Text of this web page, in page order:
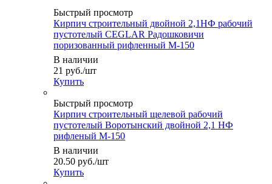
Быстрый просмотр
Кирпич строительный двойной 2,1НФ рабочий
пустотелый CEGLAR Радошковичи
поризованный рифленный М-150
В наличии
21 руб./шт
Купить
Быстрый просмотр
Кирпич строительный щелевой рабочий
пустотелый Воротынский двойной 2,1 НФ
рифленый М-150
В наличии
20.50 руб./шт
Купить